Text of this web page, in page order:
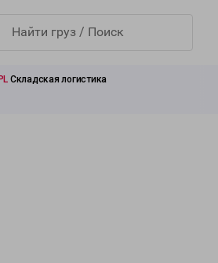
Складская логистика